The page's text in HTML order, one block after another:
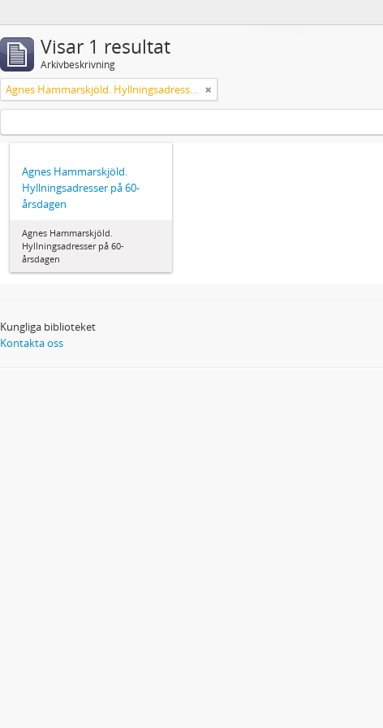
Visar 1 resultat
Arkivbeskrivning
Agnes Hammarskjöld. Hyllningsadresser på 60-årsdagen
Agnes Hammarskjöld.
Hyllningsadresser på 60-
årsdagen
Agnes Hammarskjöld.
Hyllningsadresser på 60-
årsdagen
Kungliga biblioteket
Kontakta oss